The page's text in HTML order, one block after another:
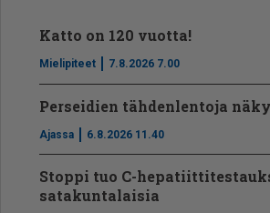
Katto on 120 vuotta!
Mielipiteet 7.8.2026 7.00
Perseidien tähdenlentoja
Ajassa 6.8.2026 11.40
Stoppi tuo C-
satakuntalaisia